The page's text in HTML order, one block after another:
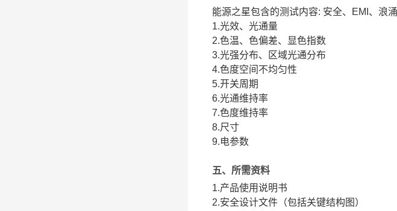
能源之星包含的测试内容: 安全、EMI、浪
1.光效、光通量
2.色温、色偏差、显色指数
3.光强分布、区域光通分布
4.色度空间不均匀性
5.开关周期
6.光通维持率
7.色度维持率
8.尺寸
9.电参数
五、所需资料
1.产品使用说明书
2.安全设计文件（包括关键结构图）